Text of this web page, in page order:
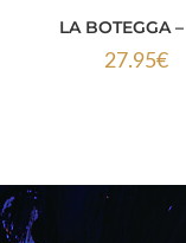
LA BOTEGGA –
27.95€